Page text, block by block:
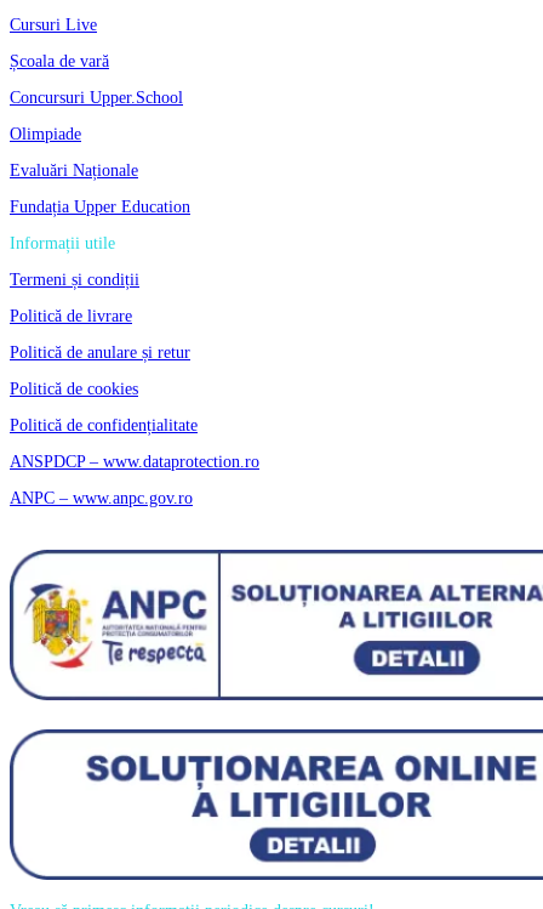
Cursuri Live
Școala de vară
Concursuri Upper.School
Olimpiade
Evaluări Naționale
Fundația Upper Education
Informații utile
Termeni și condiții
Politică de livrare
Politică de anulare și retur
Politică de cookies
Politică de confidențialitate
ANSPDCP – www.dataprotection.ro
ANPC – www.anpc.gov.ro